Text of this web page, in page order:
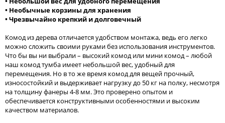
• Необычные корзины для хранения
• Чрезвычайно крепкий и долговечный
Комод из дерева отличается удобством монтажа, ведь его легко
можно сложить своими руками без использования инструментов.
Что бы вы ни выбрали – высокий комод или мини комод – любой
наш комод тумба имеет небольшой вес, удобный для
перемещения. Но в то же время комод для вещей прочный,
износостойкий и выдерживает нагрузку до 50 кг на полку, несмотря
на толщину фанеры 4-8 мм. Это проверено опытом и
обеспечивается конструктивными особенностями и высоким
качеством материалов.